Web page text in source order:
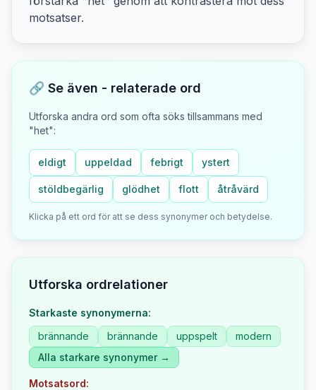
motsatser.
🔗 Se även - relaterade ord
Utforska andra ord som ofta söks tillsammans med
"het":
eldigt uppeldad febrigt ystert
stöldbegärlig glödhet flott åtråvärd
Klicka på ett ord för att se dess synonymer och betydelse.
Utforska ordrelationer
Starkaste synonymerna:
brännande
brännande uppspelt
modern
Alla starkare synonymer →
Motsatsord: